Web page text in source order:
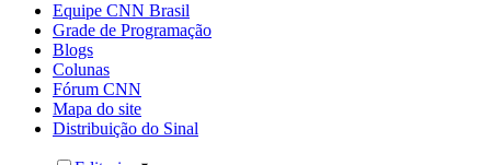
Equipe CNN Brasil
Grade de Programação
Blogs
Colunas
Fórum CNN
Mapa do site
Distribuição do Sinal